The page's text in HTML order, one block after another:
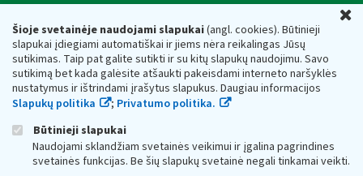
Šioje svetainėje naudojami slapukai(angl. cookies). Būtinieji
slapukai įdiegiami automatiškai ir jiems nėra reikalingas Jūsų
sutikimas. Taip pat galite sutikti ir su kitų slapukų naudojimu. Savo
sutikimą bet kada galėsite atšaukti pakeisdami interneto naršyklės
nustatymus ir ištrindami įrašytus slapukus. Daugiau informacijos
Slapukų politika
; Privatumo politika.
Būtinieji slapukai
Naudojami sklandžiam svetainės veikimui ir įgalina pagrindines
svetainės funkcijas. Be šių slapukų svetainė negali tinkamai veikti.
Valstybinė mokesčių inspekcija prie Lietuvos
Respublikos finansų ministerijos
Biudžetinė įstaiga. Juridinio asmens kodas — 188659752,
adresas: Vasario 16-osios g. 14, 01107 Vilnius, Lietuva, el.paštas:
vmi@vmi.lt, E. pristatymo dėžutės adresas 188659752
Duomenys apie Valstybinę mokesčių inspekciją prie Lietuvos
Respublikos finansų ministerijos kaupiami ir saugomi Juridinių